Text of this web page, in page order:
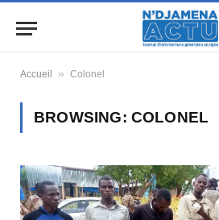
Accueil » Colonel
BROWSING: COLONEL